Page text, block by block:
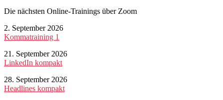
Die nächsten Online-Trainings über Zoom
2. September 2026
Kommatraining 1
21. September 2026
LinkedIn kompakt
28. September 2026
Headlines kompakt